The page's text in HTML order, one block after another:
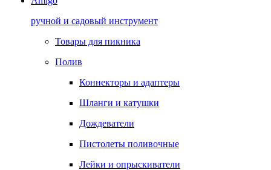
ручной и садовый инструмент
Товары для пикника
Полив
Коннекторы и адаптеры
Шланги и катушки
Дождеватели
Пистолеты поливочные
Лейки и опрыскиватели